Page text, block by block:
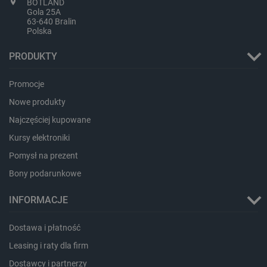
BOTLAND
Gola 25A
63-640 Bralin
Polska
PRODUKTY
Promocje
Nowe produkty
Najczęściej kupowane
Kursy elektroniki
Pomysł na prezent
Bony podarunkowe
INFORMACJE
Dostawa i płatność
Leasing i raty dla firm
Dostawcy i partnerzy